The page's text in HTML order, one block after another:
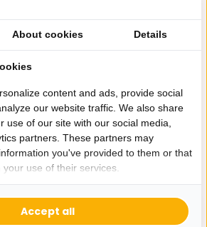
aanbiedingen en promoties. We zullen
About cookies Details
content and ads, provide social
our website traffic. We also share
use of our site with our social media,
partners. These partners may
you've provided to them or that
use of their services.
Accept all